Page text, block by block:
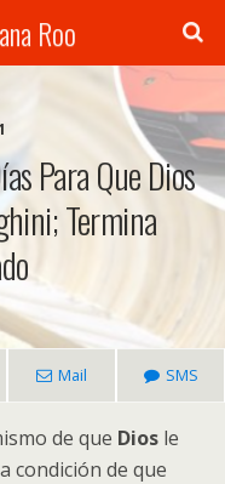
Roo
Para Que Dios
Termina
Mail SMS
de que Dios le
condición de que